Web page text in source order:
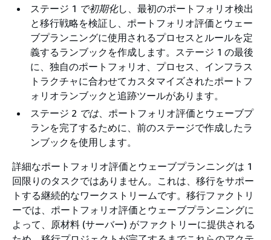
ステージ 1 で初期化し、最初のポートフォリオ検出
と移行戦略を検証し、ポートフォリオ評価とウェー
ブプランニングに使用されるプロセスとルールを定
義するランブックを作成します。ステージ 1 の最後
に、独自のポートフォリオ、プロセス、インフラス
トラクチャに合わせてカスタマイズされたポートフ
ォリオランブックと追跡ツールがあります。
ステージ 2 では、ポートフォリオ評価とウェーブプ
ランを完了するために、前のステージで作成したラ
ンブックを使用します。
詳細なポートフォリオ評価とウェーブプランニングは 1
回限りのタスクではありません。これは、移行をサポー
トする継続的なワークストリームです。移行ファクトリ
ーでは、ポートフォリオ評価とウェーブプランニングに
よって、原材料 (サーバー) がファクトリーに提供される